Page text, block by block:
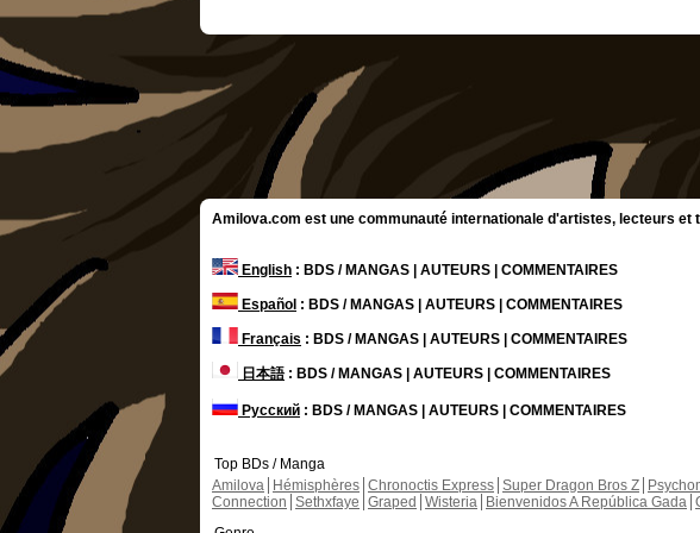
Amilova.com est une communauté internationale d'artistes, lecteurs et
English : BDS / MANGAS | AUTEURS | COMMENTAIRES
Español : BDS / MANGAS | AUTEURS | COMMENTAIRES
Français : BDS / MANGAS | AUTEURS | COMMENTAIRES
日本語: BDS / MANGAS | AUTEURS | COMMENTAIRES
Русский : BDS / MANGAS | AUTEURS | COMMENTAIRES
Top BDs / Manga
Amilova
Hémisphères Chronoctis Express Super Dragon Bros Z
Connection Sethxfaye Graped Wisteria Bienvenidos A República Gada